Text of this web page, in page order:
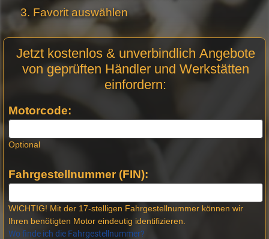
Favorit auswählen
Anfrage
Stellen -
Jetzt kostenlos & unverbindlich Angebote
von geprüften Händler und Werkstätten
einfordern:
Motorcode:
Optional
Fahrgestellnummer (FIN):
WICHTIG! Mit der 17-stelligen Fahrgestellnummer können wir
Ihren benötigten Motor eindeutig identifizieren.
Wo finde ich die Fahrgestellnummer?